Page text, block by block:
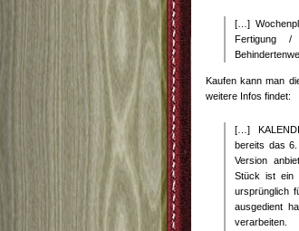
[…]
Fertigung /
Kaufen kann man
weitere Infos findet:
[…]
bereits das
Version
Stück ist ein
ursprünglich
ausgedient